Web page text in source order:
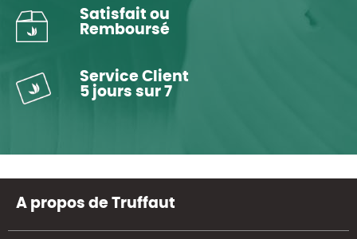
Satisfait ou
Remboursé
Service Client
5 jours sur 7
A propos de Truffaut